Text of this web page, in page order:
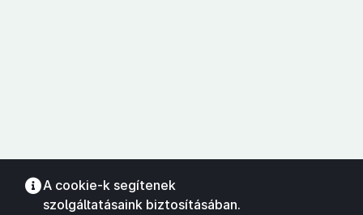
A cookie-k segítenek
szolgáltatásaink biztosításában.